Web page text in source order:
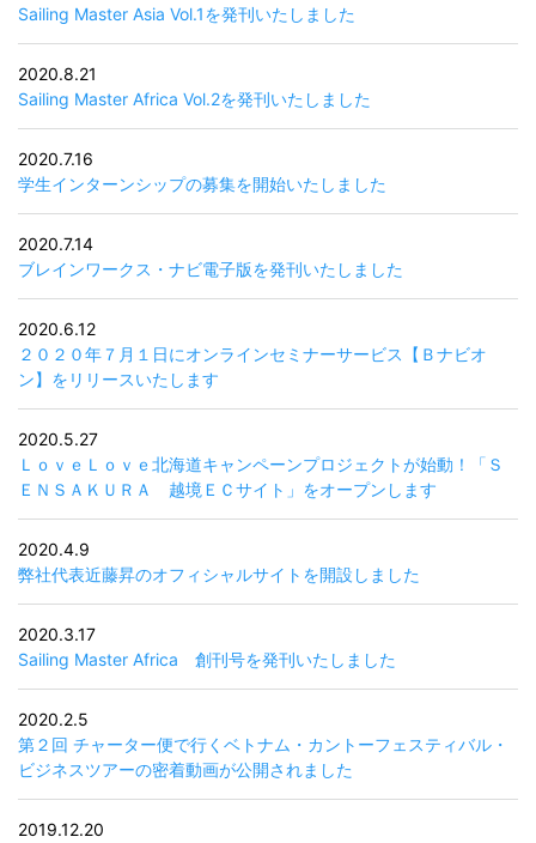
Sailing Master Asia Vol.1を発刊いたしました
2020.8.21
Sailing Master Africa Vol.2を発刊いたしました
2020.7.16
学生インターンシップの募集を開始いたしました
2020.7.14
ブレインワークス・ナビ電子版を発刊いたしました
2020.6.12
２０２０年７月１日にオンラインセミナーサービス【Ｂナビオ
ン】をリリースいたします
2020.5.27
ＬｏｖｅＬｏｖｅ北海道キャンペーンプロジェクトが始動！「Ｓ
ＥＮＳＡＫＵＲＡ 越境ＥＣサイト」をオープンします
2020.4.9
弊社代表近藤昇のオフィシャルサイトを開設しました
2020.3.17
Sailing Master Africa 創刊号を発刊いたしました
2020.2.5
第２回 チャーター便で行くベトナム・カントーフェスティバル・
ビジネスツアーの密着動画が公開されました
2019.12.20